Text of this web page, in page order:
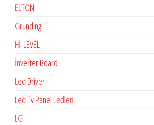
ELTON
Grunding
Hİ-LEVEL
İnverter Board
Led Driver
Led Tv Panel Ledleri
LG